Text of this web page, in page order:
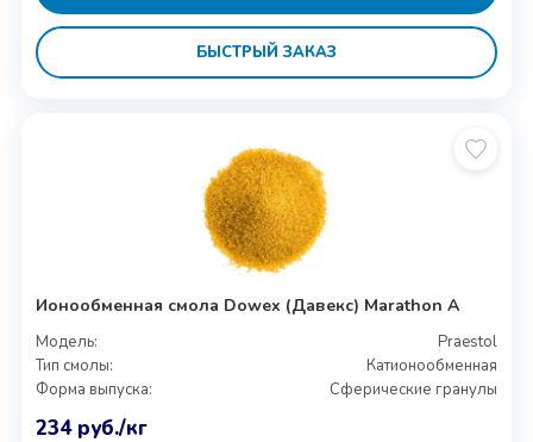
БЫСТРЫЙ ЗАКАЗ
Ионообменная смола Dowex (Давекс) Marathon A
Модель:
Praestol
Тип смолы:
Катионообменная
Форма выпуска:
Сферические гранулы
234 руб./кг